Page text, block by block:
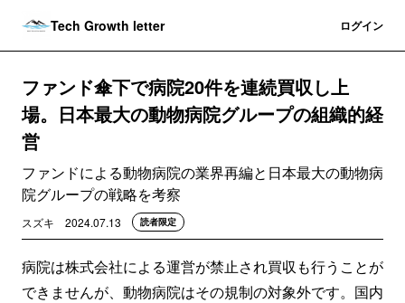
Tech Growth letter ログイン
ファンド傘下で病院20件を連続買収し上
場。日本最大の動物病院グループの組織的経
営
ファンドによる動物病院の業界再編と日本最大の動物病
院グループの戦略を考察
スズキ 2024.07.13 読者限定
病院は株式会社による運営が禁止され買収も行うことが
できませんが、動物病院はその規制の対象外です。国内